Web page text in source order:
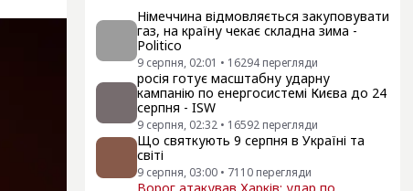
Німеччина відмовляється закуповувати
газ, на країну чекає складна зима -
Politico
9 серпня, 02:01 • 16294 перегляди
росія готує масштабну ударну
кампанію по енергосистемі Києва до 24
серпня - ISW
9 серпня, 02:32 • 16592 перегляди
Що святкують 9 серпня в Україні та
світі
9 серпня, 03:00 • 7110 перегляди